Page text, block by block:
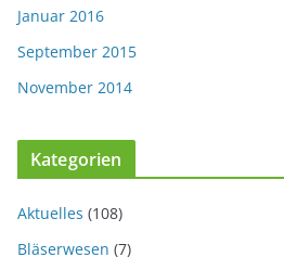
Januar 2016
September 2015
November 2014
Kategorien
Aktuelles (108)
Bläserwesen (7)